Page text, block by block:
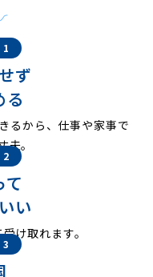
1
ず
る
るから、仕事や家事で
。
2
て
い
け取れます。
3